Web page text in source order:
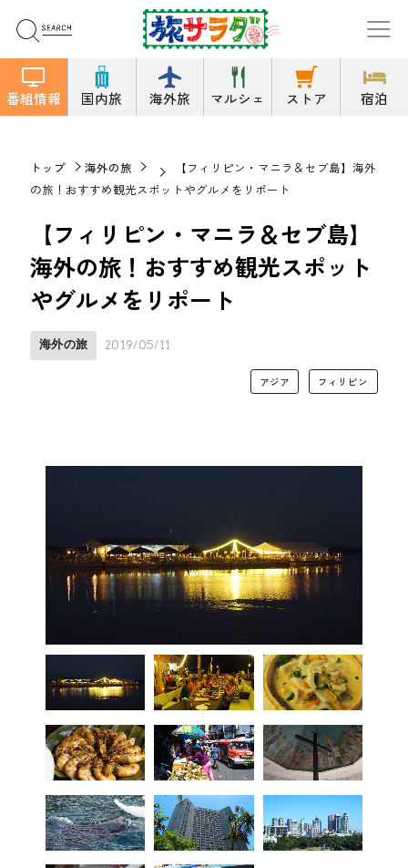
番組情報 国内旅 海外旅 マルシェ ストア 宿泊
トップ 海外の旅
【フィリピン・マニラ＆セブ島】海外
の旅！おすすめ観光スポットやグルメをリポート
【フィリピン・マニラ＆セブ島】
海外の旅！おすすめ観光スポット
やグルメをリポート
海外の旅 2019/05/11
アジア フィリピン